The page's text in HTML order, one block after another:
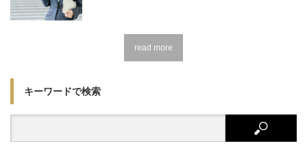
read more
キーワードで検索